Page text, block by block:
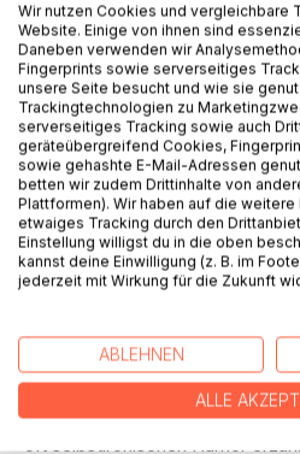
BESCHREIBUNG
Stromschnellen ist ein
in Bewegung zwischen
und Neuanfang, Verantwortung
Dr. med. László Fodor schildert
Laufbahn in Deutschland bis ins
Brüchen, Entscheidungen und
Mit klarem Blick, persönlicher
Wir nutzen Cookies und vergleichbare
Website. Einige von ihnen sind
Daneben verwenden wir
Fingerprints sowie serverseitiges
unsere Seite besucht und wie sie
Trackingtechnologien zu
serverseitiges Tracking sowie auch
geräteübergreifend Cookies,
sowie gehashte E-Mail-Adressen
betten wir zudem Drittinhalte von
Plattformen). Wir haben auf die
etwaiges Tracking durch den
Einstellung willigst du in die oben
kannst deine Einwilligung (z. B. im
jederzeit mit Wirkung für die Zukunft
ABLEHNEN
ALLE